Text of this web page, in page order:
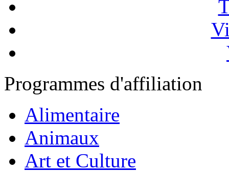
Programmes d'affiliation
Alimentaire
Animaux
Art et Culture